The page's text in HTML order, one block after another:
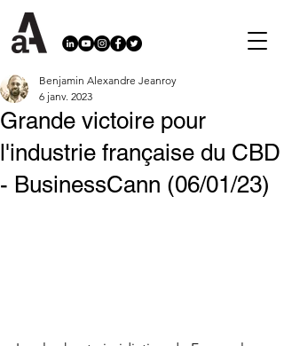
Grande victoire pour
l'industrie française du CBD
- BusinessCann (06/01/23)
Benjamin Alexandre Jeanroy
6 janv. 2023